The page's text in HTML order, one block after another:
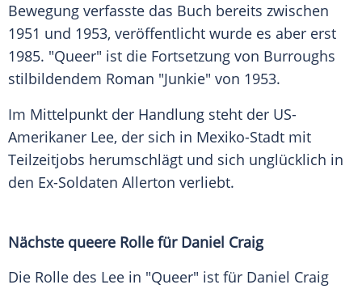
Bewegung verfasste das Buch bereits zwischen
1951 und 1953, veröffentlicht wurde es aber erst
1985. "Queer" ist die Fortsetzung von Burroughs
stilbildendem Roman "Junkie" von 1953.
Im Mittelpunkt der Handlung steht der US-
Amerikaner Lee, der sich in Mexiko-Stadt mit
Teilzeitjobs herumschlägt und sich unglücklich in
den Ex-Soldaten Allerton verliebt.
Nächste queere Rolle für Daniel Craig
Die Rolle des Lee in "Queer" ist für Daniel Craig